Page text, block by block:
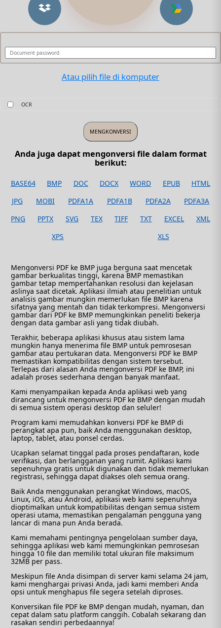
Atau pilih file di komputer
OCR
Anda juga dapat mengonversi file dalam format
berikut:
BASE64 BMP DOC DOCX WORD EPUB
HTML
JPG
MOBI PDFA1A PDFA1B PDFA2A
PDFA3A
PNG
PPTX SVG TEX TIFF TXT EXCEL
XML
XPS
XLS
Mengonversi PDF ke BMP juga berguna saat mencetak
gambar berkualitas tinggi, karena BMP memastikan
gambar tetap mempertahankan resolusi dan kejelasan
aslinya saat dicetak. Aplikasi ilmiah atau penelitian untuk
analisis gambar mungkin memerlukan file BMP karena
sifatnya yang mentah dan tidak terkompresi. Mengonversi
gambar dari PDF ke BMP memungkinkan peneliti bekerja
dengan data gambar asli yang tidak diubah.
Terakhir, beberapa aplikasi khusus atau sistem lama
mungkin hanya menerima file BMP untuk pemrosesan
gambar atau pertukaran data. Mengonversi PDF ke BMP
memastikan kompatibilitas dengan sistem tersebut.
Terlepas dari alasan Anda mengonversi PDF ke BMP, ini
adalah proses sederhana dengan banyak manfaat.
Kami menyampaikan kepada Anda aplikasi web yang
dirancang untuk mengonversi PDF ke BMP dengan mudah
di semua sistem operasi desktop dan seluler!
Program kami memudahkan konversi PDF ke BMP di
perangkat apa pun, baik Anda menggunakan desktop,
laptop, tablet, atau ponsel cerdas.
Ucapkan selamat tinggal pada proses pendaftaran, kode
verifikasi, dan berlangganan yang rumit. Aplikasi kami
sepenuhnya gratis untuk digunakan dan tidak memerlukan
registrasi, sehingga dapat diakses oleh semua orang.
Baik Anda menggunakan perangkat Windows, macOS,
Linux, iOS, atau Android, aplikasi web kami sepenuhnya
dioptimalkan untuk kompatibilitas dengan semua sistem
operasi utama, memastikan pengalaman pengguna yang
lancar di mana pun Anda berada.
Kami memahami pentingnya pengelolaan sumber daya,
sehingga aplikasi web kami memungkinkan pemrosesan
hingga 10 file dan memiliki total ukuran file maksimum
32MB per pass.
Meskipun file Anda disimpan di server kami selama 24 jam,
kami menghargai privasi Anda, jadi kami memberi Anda
opsi untuk menghapus file segera setelah diproses.
Konversikan file PDF ke BMP dengan mudah, nyaman, dan
cepat dalam satu platform canggih. Cobalah sekarang dan
rasakan sendiri perbedaannya!